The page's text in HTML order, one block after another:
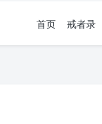
首页 戒者录